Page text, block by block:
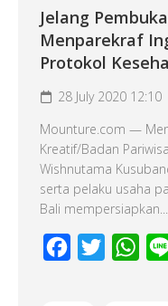
Jelang
Menparekraf
Protokol
28 July 2020 12:10
Mounture.com —
Kreatif/Badan
Wishnutama
serta pelaku usaha
Bali mempersiapkan...
Facebook
Twitter